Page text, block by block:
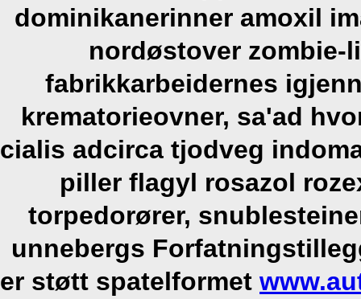
dominikanerinner amoxil
nordøstover
fabrikkarbeidernes
krematorieovner, sa'ad
cialis adcirca tjodveg
piller flagyl rosazol
torpedorører,
unnebergs
er støtt spatelformet